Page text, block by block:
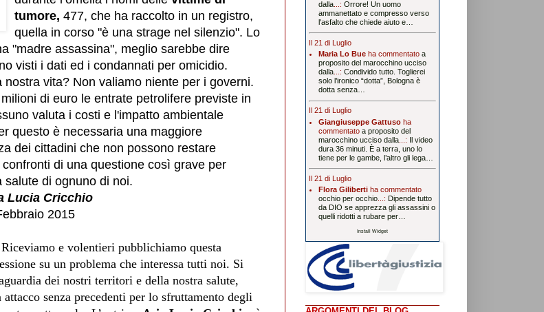
tumore, 477, che ha raccolto in un registro,
quella in corso "è una strage nel silenzio". Lo
"madre assassina", meglio sarebbe dire
visti i dati ed i condannati per omicidio.
nostra vita? Non valiamo niente per i governi.
di euro le entrate petrolifere previste in
valuta i costi e l'impatto ambientale
questo è necessaria una maggiore
dei cittadini che non possono restare
di una questione così grave per
salute di ognuno di noi.
Lucia Cricchio
2015
Riceviamo e volentieri pubblichiamo questa
su un problema che interessa tutti noi. Si
dei nostri territori e della nostra salute,
attacco senza precedenti per lo sfruttamento degli
dalla...: Orrore! Un uomo
ammanettato e compresso verso
l'asfalto che chiede aiuto e…
Il 21 di Luglio
Maria Lo Bueha commentato a
proposito del marocchino ucciso
dalla...: Condivido tutto. Toglierei
solo l’ironico “dotta”, Bologna è
dotta senza…
Il 21 di Luglio
Giangiuseppe Gattusoha
commentato a proposito del
marocchino ucciso dalla...: Il video
dura 36 minuti. È a terra, uno lo
tiene per le gambe, l’altro gli lega…
Il 21 di Luglio
Flora Gilibertiha commentato
occhio per occhio...: Dipende tutto
da DIO se apprezza gli assassini o
quelli ridotti a rubare per…
Install Widget